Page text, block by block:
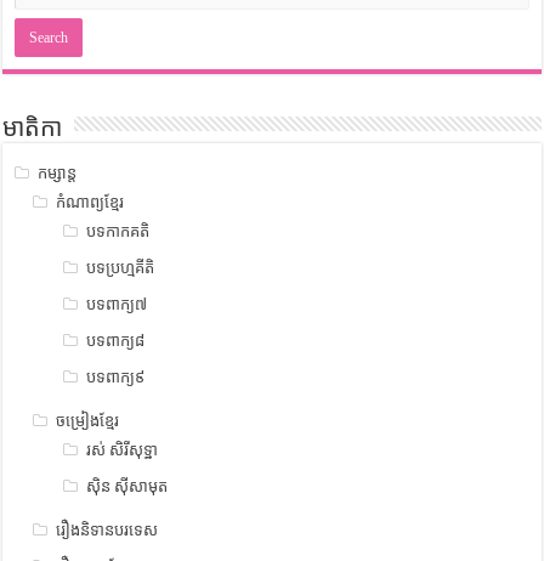
មាតិកា
កម្សាន្ត
កំណាព្យខ្មែរ
បទកាកគតិ
បទប្រហ្មគីតិ
បទពាក្យ៧
បទពាក្យ៨
បទពាក្យ៩
ចម្រៀងខ្មែរ
រស់ សិរីសុទ្ឋា
ស៊ិន ស៊ីសាមុត
រឿងនិទានបរទេស